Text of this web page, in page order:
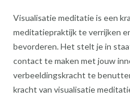
Visualisatie meditatie is een
meditatiepraktijk te verrijken
bevorderen. Het stelt je in
contact te maken met jouw
verbeeldingskracht te
kracht van visualisatie